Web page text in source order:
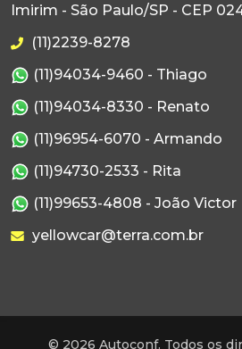
Imirim - São Paulo/SP - CEP
(11)2239-8278
(11)94034-9460 - Thiago
(11)94034-8330 - Renato
(11)96954-6070 - Armando
(11)94730-2533 - Rita
(11)99653-4808 - João Victor
yellowcar@terra.com.br
© 2026 Autoconf. Todos os